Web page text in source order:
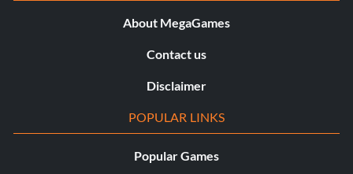
About MegaGames
Contact us
Disclaimer
POPULAR LINKS
Popular Games